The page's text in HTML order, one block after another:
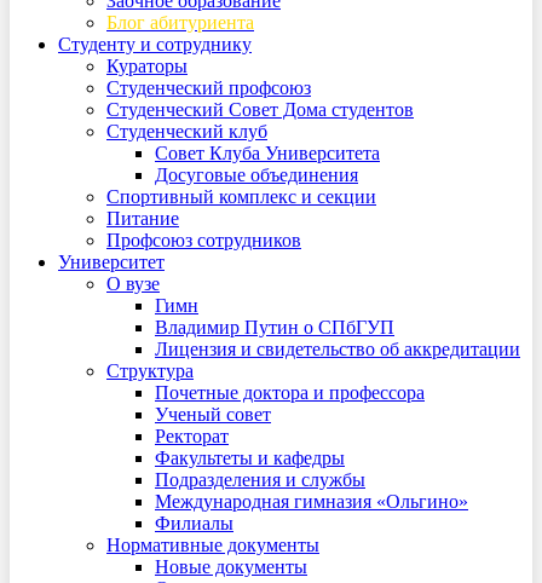
Блог абитуриента
Студенту и сотруднику
Кураторы
Студенческий профсоюз
Студенческий Совет Дома студентов
Студенческий клуб
Совет Клуба Университета
Досуговые объединения
Спортивный комплекс и секции
Питание
Профсоюз сотрудников
Университет
О вузе
Гимн
Владимир Путин о СПбГУП
Лицензия и свидетельство об аккредитации
Структура
Почетные доктора и профессора
Ученый совет
Ректорат
Факультеты и кафедры
Подразделения и службы
Международная гимназия «Ольгино»
Филиалы
Нормативные документы
Новые документы